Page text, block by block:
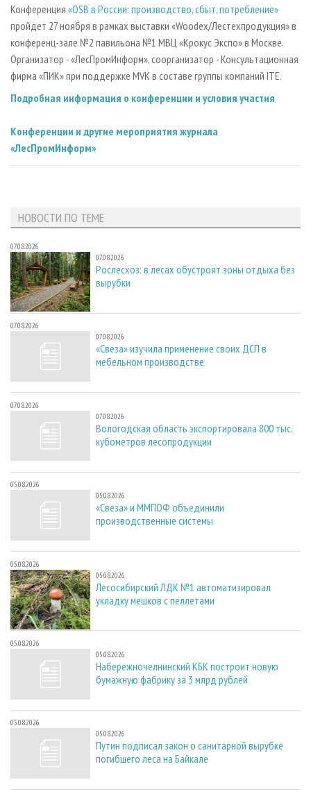
Конференция «OSB в России: производство, сбыт, потребление»
пройдет 27 ноября в рамках выставки «Woodex/Лестехпродукция» в
конференц-зале №2 павильона №1 МВЦ «Крокус Экспо» в Москве.
Организатор - «ЛесПромИнформ», соорганизатор - Консультационная
фирма «ПИК» при поддержке MVK в составе группы компаний ITE.
Подробная информация о конференции и условия участия
Конференции и другие мероприятия журнала
«ЛесПромИнформ»
НОВОСТИ ПО ТЕМЕ
07.08.2026
07.08.2026
Рослесхоз: в лесах обустроят зоны отдыха без
вырубки
07.08.2026
07.08.2026
«Свеза» изучила применение своих ДСП в
мебельном производстве
07.08.2026
07.08.2026
Вологодская область экспортировала 800 тыс.
кубометров лесопродукции
05.08.2026
05.08.2026
«Свеза» и ММПОФ объединили
производственные системы
05.08.2026
05.08.2026
Лесосибирский ЛДК №1 автоматизировал
укладку мешков с пеллетами
05.08.2026
05.08.2026
Набережночелнинский КБК построит новую
бумажную фабрику за 3 млрд рублей
05.08.2026
05.08.2026
Путин подписал закон о санитарной вырубке
погибшего леса на Байкале